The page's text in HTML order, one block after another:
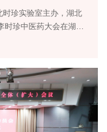
珍实验室主办，湖北
珍中医药大会在湖北
话精神，积极应对人口
果，推动中医药传承
战略支点贡献中医药力